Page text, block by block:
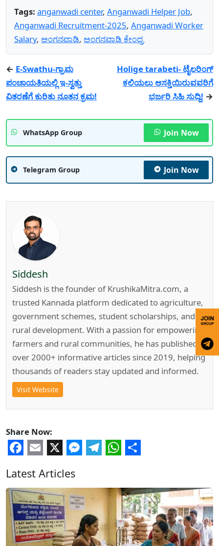
Tags: anganwadi center, Anganwadi Helper Job,
Anganwadi Recruitment-2025, Anganwadi Worker
Salary, ಅಂಗನವಾಡಿ, ಅಂಗನವಾಡಿ ಕೇಂದ್ರ
← E-Swathu-ಗ್ರಾಮ
ಪಂಚಾಯತಿಯಲ್ಲಿ ಇ-ಸ್ವತ್ತು
ವಿತರಣೆಗೆ ಕುರಿತು ನೂತನ ಕ್ರಮ!
Holige tarabeti- ಟೈಲರಿಂಗ್
ಕಲಿಯಲು ಆಸಕ್ತಿಯಿರುವವರಿಗೆ
ಭರ್ಜರಿ ಸಿಹಿ ಸುದ್ದಿ! →
WhatsApp Group Join Now
Telegram Group Join Now
Siddesh
Siddesh is the founder of KrushikaMitra.com, a
trusted Kannada platform dedicated to agriculture,
government schemes, student scholarships, and
rural development. With a passion for empowering
farmers and rural communities, he has published
over 2000+ informative articles since 2019, helping
thousands of readers stay updated and informed.
Visit Website
Share Now:
Latest Articles